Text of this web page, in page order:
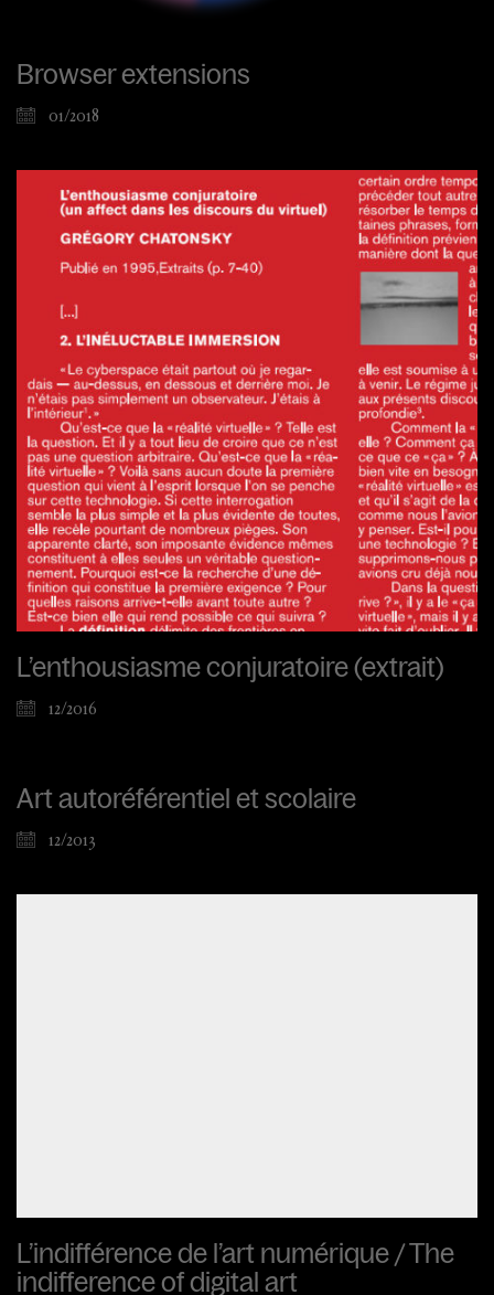
Browser extensions
01/2018
L’enthousiasme conjuratoire (extrait)
12/2016
Art autoréférentiel et scolaire
12/2013
L’indifférence de l’art numérique / The
indifference of digital art